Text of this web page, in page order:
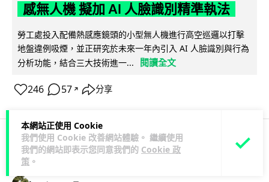
本網站正使用 Cookie
我們使用 Cookie 改善網站體驗。 繼續使用
我們的網站即表示您同意我們的 Cookie 政
策 。
感無人機 擬加 AI 人臉識別精準執法
勞工處投入配備熱感應鏡頭的小型無人機進行高空巡邏以打擊
地盤違例吸煙，並正研究於未來一年內引入 AI 人臉識別與行為
分析功能，結合三大技術進一...
閱讀全文
246 57 ↗ 分享
人工智能